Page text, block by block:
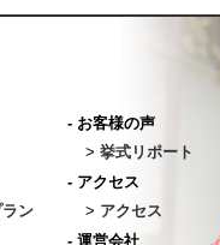
ン
- お客様の声
> 挙式リポート
- アクセス
> アクセス
- 運営会社